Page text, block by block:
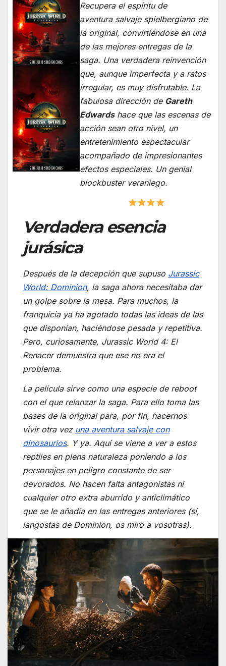
Recupera el espíritu de
aventura salvaje spielbergiano de
la original, convirtiéndose en una
de las mejores entregas de la
saga. Una verdadera reinvención
que, aunque imperfecta y a ratos
irregular, es muy disfrutable. La
fabulosa dirección de Gareth
Edwardshace que las escenas de
acción sean otro nivel, un
entretenimiento espectacular
acompañado de impresionantes
efectos especiales. Un genial
blockbuster veraniego.
Puntuación:
3.5
Verdadera esencia
jurásica
Después de la decepción que supuso Jurassic
World: Dominion, la saga ahora necesitaba dar
un golpe sobre la mesa. Para muchos, la
franquicia ya ha agotado todas las ideas de las
que disponían, haciéndose pesada y repetitiva.
Pero, curiosamente, Jurassic World 4: El
Renacerdemuestra que ese no era el
problema.
La película sirve como una especie de reboot
con el que relanzar la saga. Para ello toma las
bases de la original para, por fin, hacernos
vivir otra vez una aventura salvaje con
dinosaurios. Y ya. Aquí se viene a ver a estos
reptiles en plena naturaleza poniendo a los
personajes en peligro constante de ser
devorados. No hacen falta antagonistas ni
cualquier otro extra aburrido y anticlimático
que se le añadía en las entregas anteriores (sí,
langostas de Dominion, os miro a vosotras).